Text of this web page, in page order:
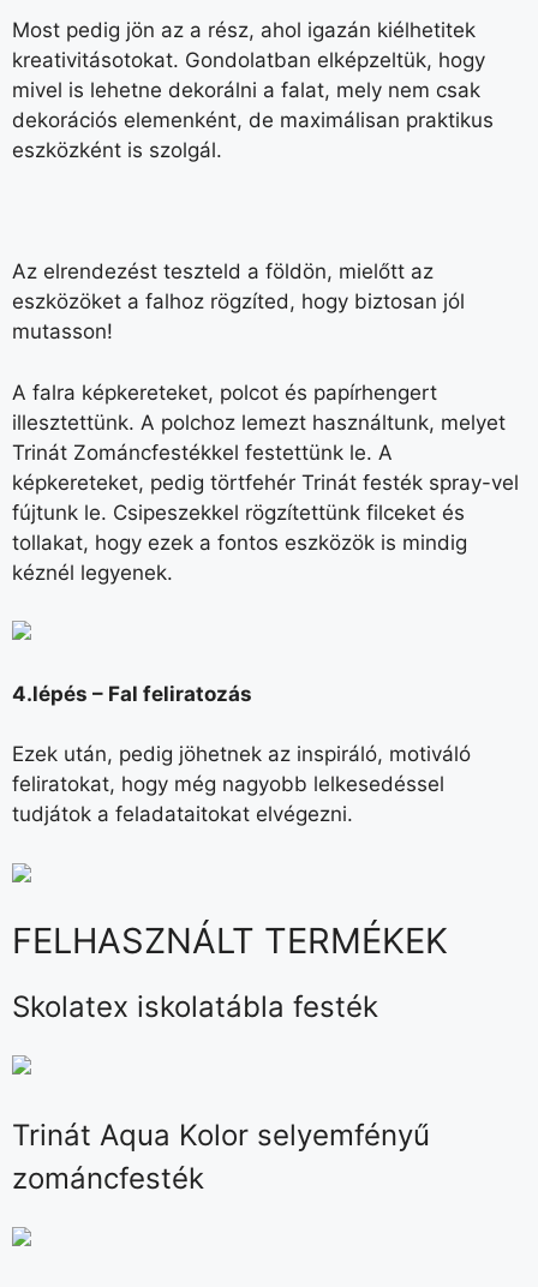
Most pedig jön az a rész, ahol igazán kiélhetitek
kreativitásotokat. Gondolatban elképzeltük, hogy
mivel is lehetne dekorálni a falat, mely nem csak
dekorációs elemenként, de maximálisan praktikus
eszközként is szolgál.
Az elrendezést teszteld a földön, mielőtt az
eszközöket a falhoz rögzíted, hogy biztosan jól
mutasson!
A falra képkereteket, polcot és papírhengert
illesztettünk. A polchoz lemezt használtunk, melyet
Trinát Zománcfestékkel festettünk le. A
képkereteket, pedig törtfehér Trinát festék spray-vel
fújtunk le. Csipeszekkel rögzítettünk filceket és
tollakat, hogy ezek a fontos eszközök is mindig
kéznél legyenek.
4.lépés – Fal feliratozás
Ezek után, pedig jöhetnek az inspiráló, motiváló
feliratokat, hogy még nagyobb lelkesedéssel
tudjátok a feladataitokat elvégezni.
FELHASZNÁLT TERMÉKEK
Skolatex iskolatábla festék
Trinát Aqua Kolor selyemfényű
zománcfesték